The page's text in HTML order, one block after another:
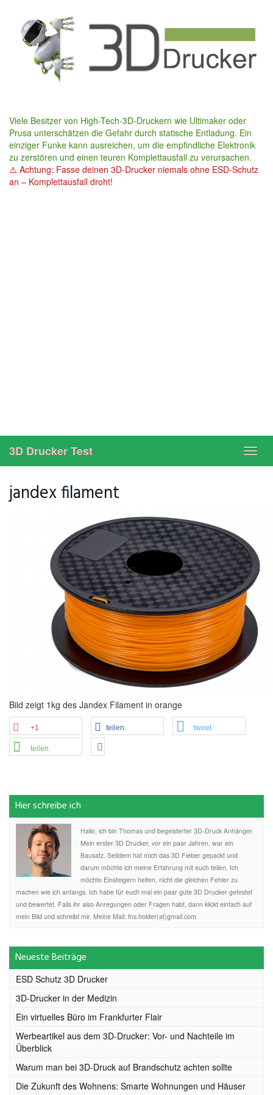
content
Viele Besitzer von High-Tech-3D-Druckern wie Ultimaker oder
Prusa unterschätzen die Gefahr durch statische Entladung. Ein
einziger Funke kann ausreichen, um die empfindliche Elektronik
zu zerstören und einen teuren Komplettausfall zu verursachen.
⚠️ Achtung: Fasse deinen 3D-Drucker niemals ohne ESD-Schutz
an – Komplettausfall droht!
3D Drucker Test
jandex filament
Bild zeigt 1kg des Jandex Filament in orange
+1 teilen tweet
teilen
Hier schreibe ich
Hallo, ich bin Thomas und begeisterter 3D-Druck Anhänger.
Mein erster 3D Drucker, vor ein paar Jahren, war ein
Bausatz. Seitdem hat mich das 3D Fieber gepackt und
darum möchte ich meine Erfahrung mit euch teilen. Ich
möchte Einsteigern helfen, nicht die gleichen Fehler zu
machen wie ich anfangs. Ich habe für euch mal ein paar gute 3D Drucker getestet
und bewertet. Falls ihr also Anregungen oder Fragen habt, dann klickt einfach auf
mein Bild und schreibt mir. Meine Mail: fns.holder(at)gmail.com
Neueste Beiträge
ESD Schutz 3D Drucker
3D-Drucker in der Medizin
Ein virtuelles Büro im Frankfurter Flair
Werbeartikel aus dem 3D-Drucker: Vor- und Nachteile im
Überblick
Warum man bei 3D-Druck auf Brandschutz achten sollte
Die Zukunft des Wohnens: Smarte Wohnungen und Häuser